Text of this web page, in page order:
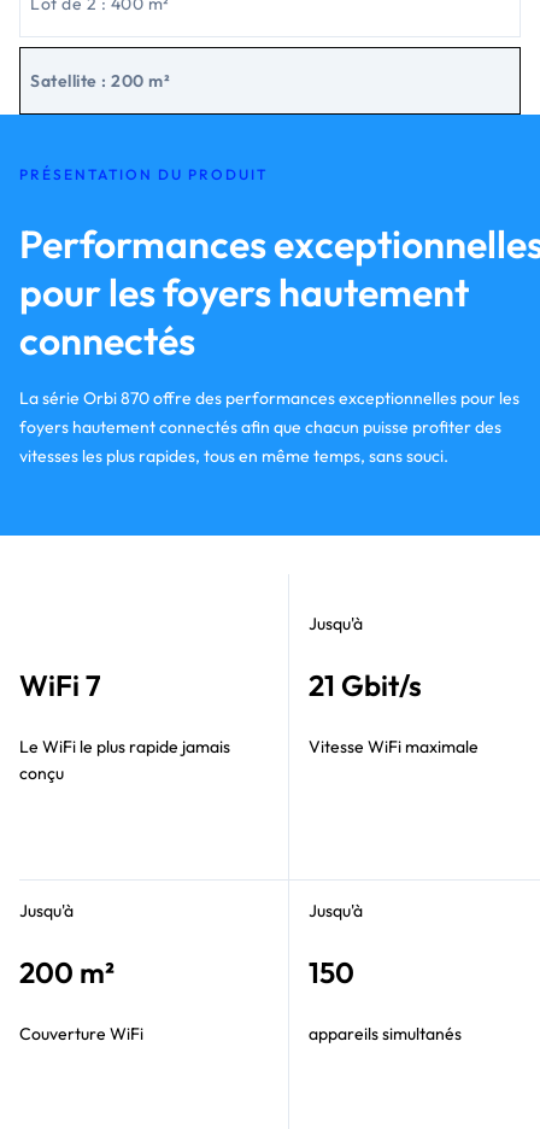
Satellite : 200 m²
PRÉSENTATION DU PRODUIT
Performances
pour les foyers hautement
connectés
La série Orbi 870 offre des performances exceptionnelles pour les
foyers hautement connectés afin que chacun puisse profiter des
vitesses les plus rapides, tous en même temps, sans souci.
WiFi 7
Le WiFi le plus rapide jamais
conçu
Jusqu'à
21 Gbit/s
Vitesse WiFi maximale
Jusqu'à
200 m²
Couverture WiFi
Jusqu'à
150
appareils simultanés